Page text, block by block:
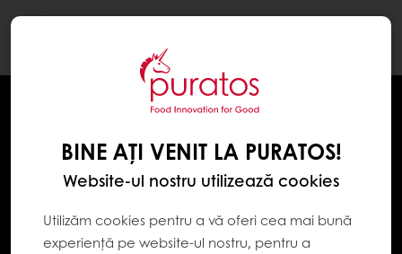
BINE AȚI VENIT LA PURATOS!
Website-ul nostru utilizează cookies
Utilizăm cookies pentru a vă oferi cea mai bună
experiență pe website-ul nostru, pentru a